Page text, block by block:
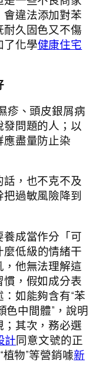
會違法添加對苯
久固色又不傷
了化學健康住宅
疹、頭皮銀屑病
問題的人；以
盡量防止染
，也不克不及
過敏風險降到
成當作分「可
麼低級的情緒干
他無法理解這
，假如成分表
如能夠含有“苯
色中間體”，說明
其次，務必選
計同意文號的正
物”等營銷噱新